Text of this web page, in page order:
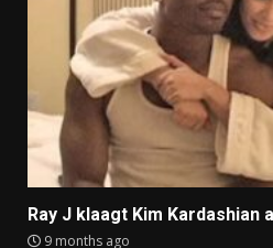
Ray J klaagt Kim Kardashian
9 months ago